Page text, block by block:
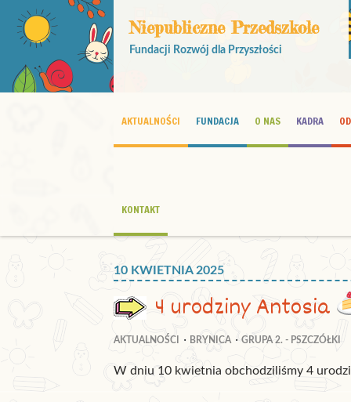
Niepubliczne Przedszkole
Fundacji Rozwój dla Przyszłości
AKTUALNOŚCI FUNDACJA O NAS KADRA
KONTAKT
10 KWIETNIA 2025
4 urodziny Antosia
AKTUALNOŚCI BRYNICA GRUPA 2. - PSZCZÓŁKI
W dniu 10 kwietnia obchodziliśmy 4